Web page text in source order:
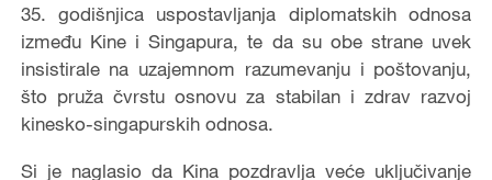
35. godišnjica uspostavljanja diplomatskih odnosa
između Kine i Singapura, te da su obe strane uvek
insistirale na uzajemnom razumevanju i poštovanju,
što pruža čvrstu osnovu za stabilan i zdrav razvoj
kinesko-singapurskih odnosa.
Si je naglasio da Kina pozdravlja veće uključivanje